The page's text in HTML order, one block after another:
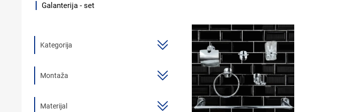
TUŠEVI
Galanterija - set
Kategorija
Montaža
Materijal